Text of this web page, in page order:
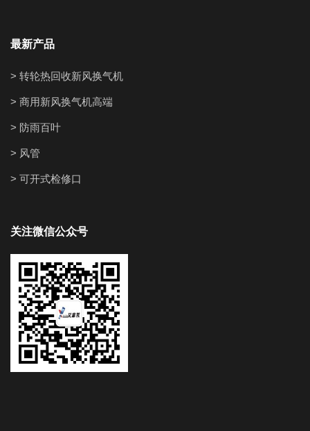
最新产品
> 转轮热回收新风换气机
> 商用新风换气机高端
> 防雨百叶
> 风管
> 可开式检修口
关注微信公众号